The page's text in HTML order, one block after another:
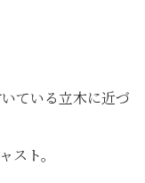
ている立木に近づ
スト。